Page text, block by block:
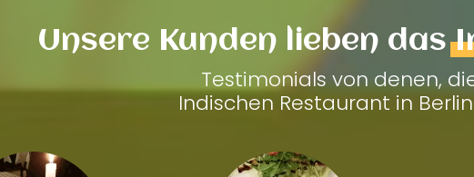
Unsere Kunden lieben das
Testimonials von denen,
Indischen Restaurant in